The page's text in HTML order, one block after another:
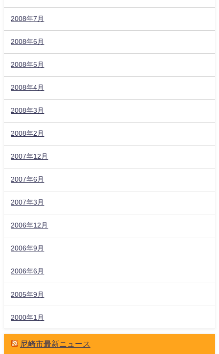
2008年7月
2008年6月
2008年5月
2008年4月
2008年3月
2008年2月
2007年12月
2007年6月
2007年3月
2006年12月
2006年9月
2006年6月
2005年9月
2000年1月
尼崎市最新ニュース